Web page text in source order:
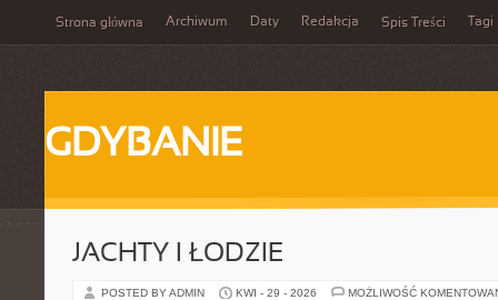
Strona główna Archiwum Daty Redakcja Spis Treści Tagi
GDYBANIE
JACHTY I ŁODZIE
POSTED BY ADMIN KWI - 29 - 2026 MOŻLIWOŚĆ